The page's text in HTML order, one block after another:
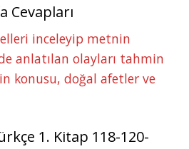
Cevapları
inceleyip metnin
anlatılan olayları tahmin
konusu, doğal afetler ve
1. Kitap 118-120-